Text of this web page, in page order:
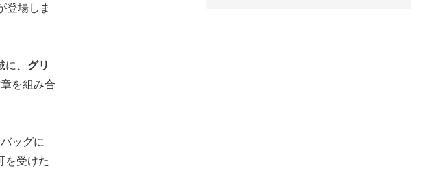
登場しま
、 グリ
を組み合
ッグに
を受けた